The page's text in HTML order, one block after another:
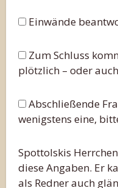
Einwände
Zum Schluss
plötzlich – oder
Abschließende
wenigstens eine,
Spottolskis
diese Angaben. Er
als Redner auch